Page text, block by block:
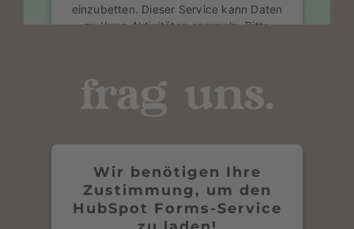
frag uns.
Wir benötigen Ihre
Zustimmung, um den
HubSpot Forms-Service
einzubetten. Dieser Service kann Daten
zu Ihren Aktivitäten sammeln. Bitte
Mehr Informationen
powered byUsercentrics Consent
Management Platform& eRecht24
" width=„100“% height=„100“% frameborder="0"